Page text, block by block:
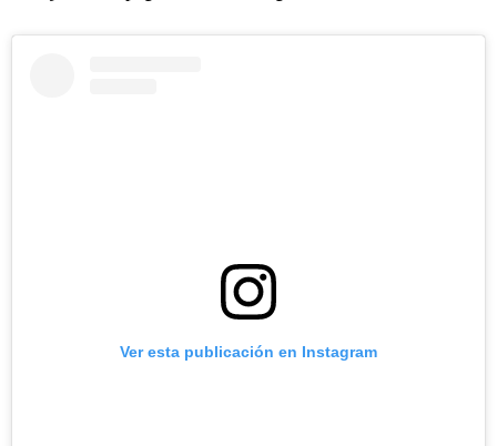
Ver esta publicación en Instagram